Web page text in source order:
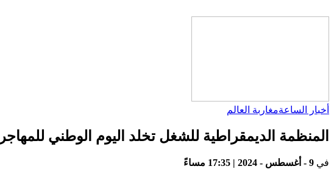
أخبار الساعةمغاربة العالم
المنظمة الديمقراطية للشغل تخلد اليوم الوطني للمهاجر
في 9 - أغسطس - 2024 | 17:35 مساءً